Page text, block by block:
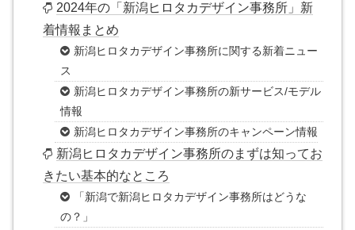
2024年の「新潟ヒロタカデザイン事務所」新
着情報まとめ
新潟ヒロタカデザイン事務所に関する新着ニュー
ス
新潟ヒロタカデザイン事務所の新サービス/モデル
情報
新潟ヒロタカデザイン事務所のキャンペーン情報
新潟ヒロタカデザイン事務所のまずは知ってお
きたい基本的なところ
「新潟で新潟ヒロタカデザイン事務所はどうな
の？」